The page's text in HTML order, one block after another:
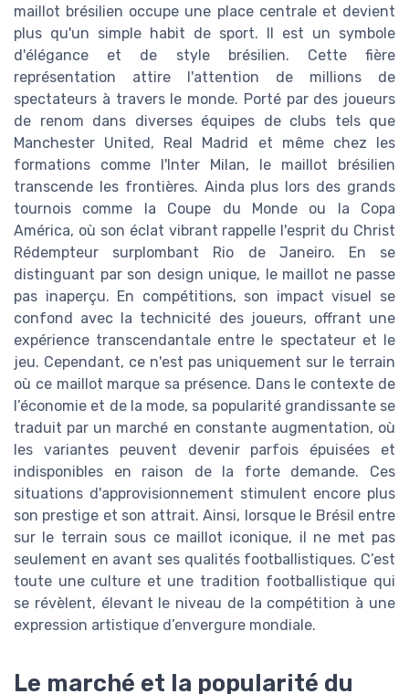
maillot brésilien occupe une place centrale et devient
plus qu'un simple habit de sport. Il est un symbole
d'élégance et de style brésilien. Cette fière
représentation attire l'attention de millions de
spectateurs à travers le monde. Porté par des joueurs
de renom dans diverses équipes de clubs tels que
Manchester United, Real Madrid et même chez les
formations comme l'Inter Milan, le maillot brésilien
transcende les frontières. Ainda plus lors des grands
tournois comme la Coupe du Monde ou la Copa
América, où son éclat vibrant rappelle l'esprit du Christ
Rédempteur surplombant Rio de Janeiro. En se
distinguant par son design unique, le maillot ne passe
pas inaperçu. En compétitions, son impact visuel se
confond avec la technicité des joueurs, offrant une
expérience transcendantale entre le spectateur et le
jeu. Cependant, ce n'est pas uniquement sur le terrain
où ce maillot marque sa présence. Dans le contexte de
l’économie et de la mode, sa popularité grandissante se
traduit par un marché en constante augmentation, où
les variantes peuvent devenir parfois épuisées et
indisponibles en raison de la forte demande. Ces
situations d'approvisionnement stimulent encore plus
son prestige et son attrait. Ainsi, lorsque le Brésil entre
sur le terrain sous ce maillot iconique, il ne met pas
seulement en avant ses qualités footballistiques. C’est
toute une culture et une tradition footballistique qui
se révèlent, élevant le niveau de la compétition à une
expression artistique d’envergure mondiale.
Le marché et la popularité du